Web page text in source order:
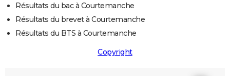
Résultats du bac à Courtemanche
Résultats du brevet à Courtemanche
Résultats du BTS à Courtemanche
Copyright